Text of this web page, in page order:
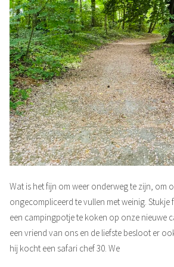
Wat is het fijn om weer onderweg te zijn, om
ongecompliceerd te vullen met weinig. Stukje
een campingpotje te koken op onze nieuwe
een vriend van ons en de liefste besloot er
hij kocht een safari chef 30. We